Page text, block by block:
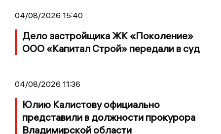
04/08/2026 15:40
Дело застройщика ЖК «Поколение»
ООО «Капитал Строй» передали в суд
04/08/2026 11:36
Юлию Калистову официально
представили в должности прокурора
Владимирской области